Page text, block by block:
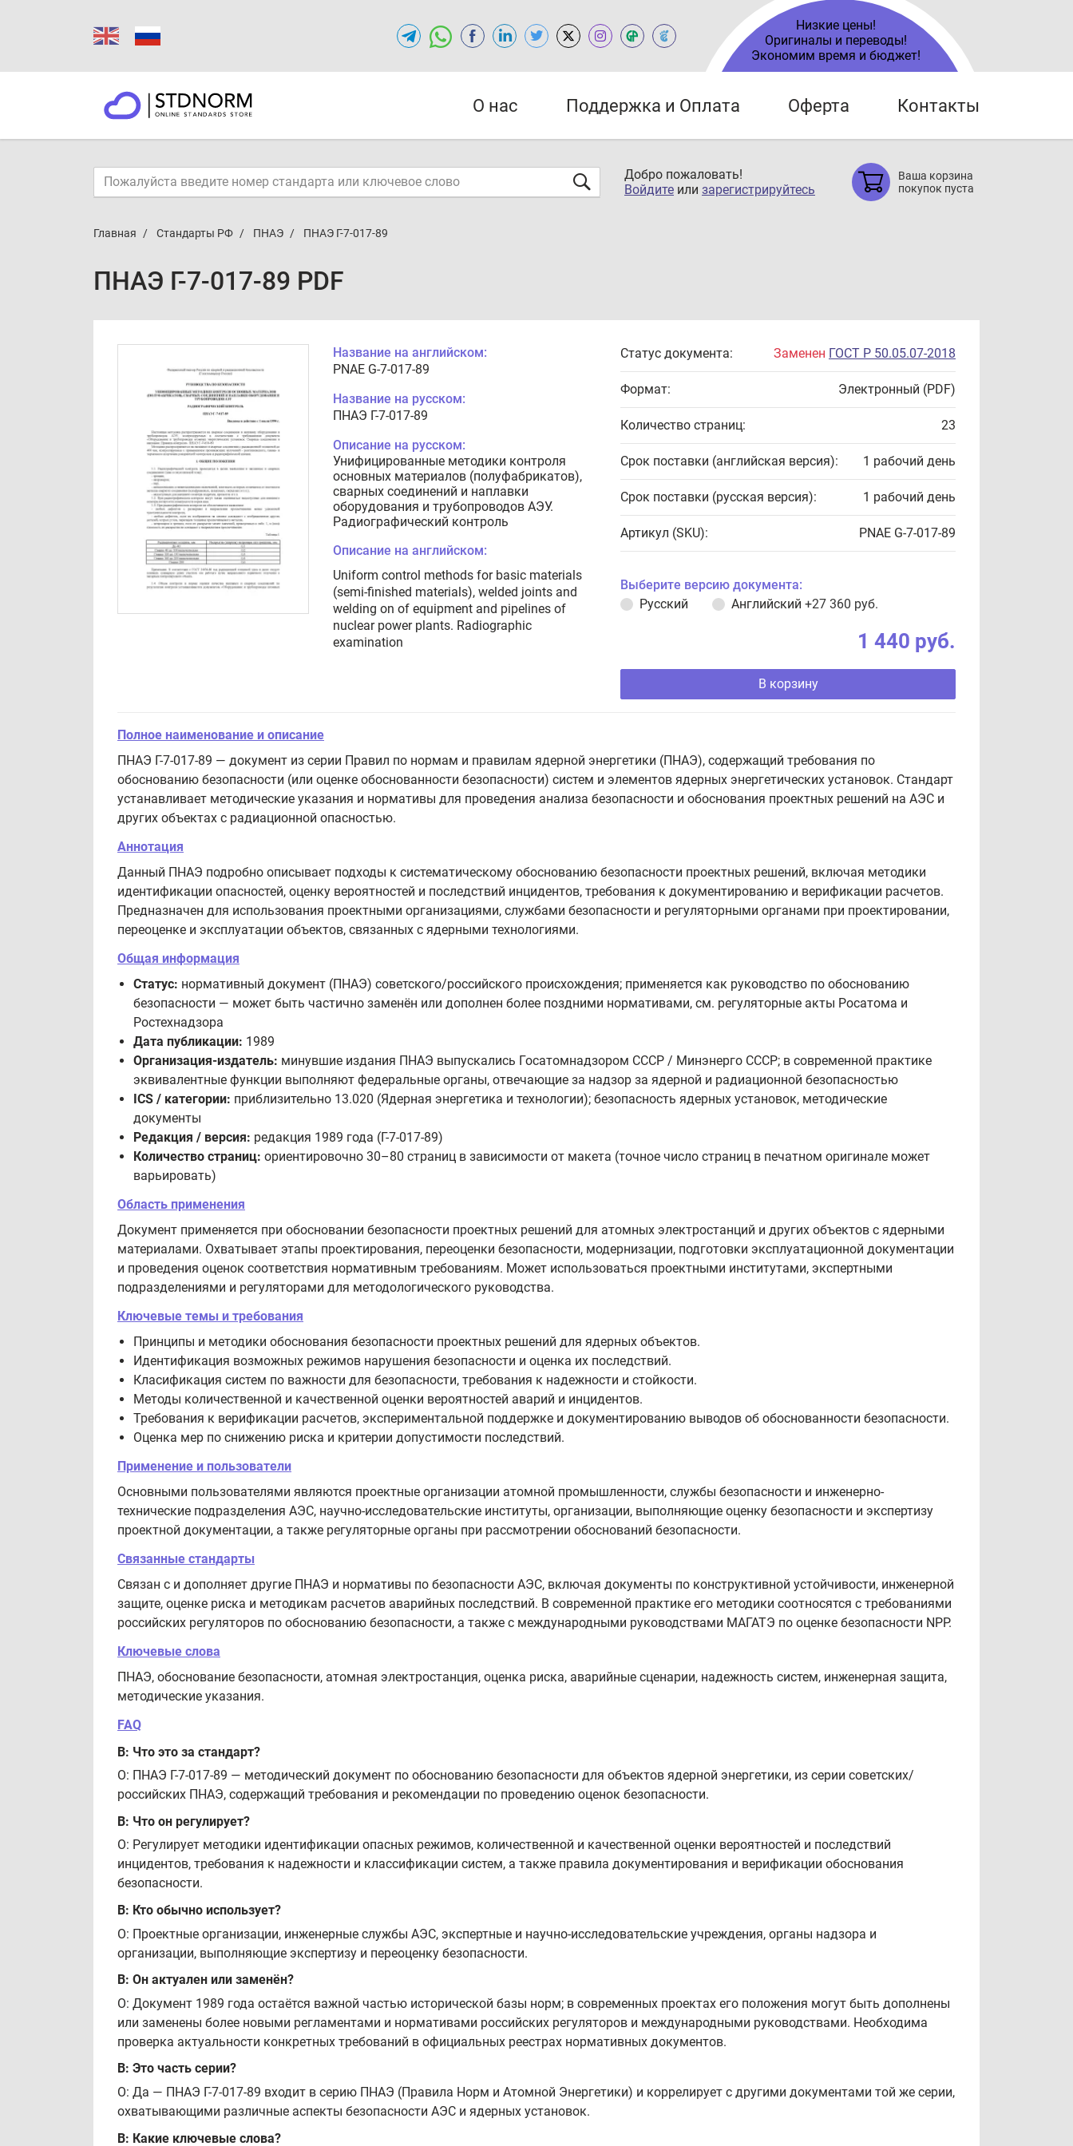
Низкие цены!
Оригиналы и переводы!
Экономим время и бюджет!
О нас Поддержка и Оплата Оферта Контакты
Добро пожаловать!
Войдите или зарегистрируйтесь
Ваша корзина
покупок пуста
Главная Стандарты РФ ПНАЭ ПНАЭ Г-7-017-89
ПНАЭ Г-7-017-89 PDF
Название на английском:
PNAE G-7-017-89
Название на русском:
ПНАЭ Г-7-017-89
Описание на русском:
Унифицированные методики контроля
основных материалов (полуфабрикатов),
сварных соединений и наплавки
оборудования и трубопроводов АЭУ.
Радиографический контроль
Описание на английском:
Uniform control methods for basic materials
(semi-finished materials), welded joints and
welding on of equipment and pipelines of
nuclear power plants. Radiographic
examination
Статус документа: Заменен ГОСТ Р 50.05.07-2018
Формат: Электронный (PDF)
Количество страниц: 23
Срок поставки (английская версия): 1 рабочий день
Срок поставки (русская версия): 1 рабочий день
Артикул (SKU): PNAE G-7-017-89
Выберите версию документа:
Русский
Английский +27 360 руб.
1 440 руб.
В корзину
Полное наименование и описание
ПНАЭ Г-7-017-89 — документ из серии Правил по нормам и правилам ядерной энергетики (ПНАЭ), содержащий требования по
обоснованию безопасности (или оценке обоснованности безопасности) систем и элементов ядерных энергетических установок. Стандарт
устанавливает методические указания и нормативы для проведения анализа безопасности и обоснования проектных решений на АЭС и
других объектах с радиационной опасностью.
Аннотация
Данный ПНАЭ подробно описывает подходы к систематическому обоснованию безопасности проектных решений, включая методики
идентификации опасностей, оценку вероятностей и последствий инцидентов, требования к документированию и верификации расчетов.
Предназначен для использования проектными организациями, службами безопасности и регуляторными органами при проектировании,
переоценке и эксплуатации объектов, связанных с ядерными технологиями.
Общая информация
Статус: нормативный документ (ПНАЭ) советского/российского происхождения; применяется как руководство по обоснованию
безопасности — может быть частично заменён или дополнен более поздними нормативами, см. регуляторные акты Росатома и
Ростехнадзора
Дата публикации: 1989
Организация-издатель: минувшие издания ПНАЭ выпускались Госатомнадзором СССР / Минэнерго СССР; в современной практике
эквивалентные функции выполняют федеральные органы, отвечающие за надзор за ядерной и радиационной безопасностью
ICS / категории: приблизительно 13.020 (Ядерная энергетика и технологии); безопасность ядерных установок, методические
документы
Редакция / версия: редакция 1989 года (Г-7-017-89)
Количество страниц: ориентировочно 30–80 страниц в зависимости от макета (точное число страниц в печатном оригинале может
варьировать)
Область применения
Документ применяется при обосновании безопасности проектных решений для атомных электростанций и других объектов с ядерными
материалами. Охватывает этапы проектирования, переоценки безопасности, модернизации, подготовки эксплуатационной документации
и проведения оценок соответствия нормативным требованиям. Может использоваться проектными институтами, экспертными
подразделениями и регуляторами для методологического руководства.
Ключевые темы и требования
Принципы и методики обоснования безопасности проектных решений для ядерных объектов.
Идентификация возможных режимов нарушения безопасности и оценка их последствий.
Класификация систем по важности для безопасности, требования к надежности и стойкости.
Методы количественной и качественной оценки вероятностей аварий и инцидентов.
Требования к верификации расчетов, экспериментальной поддержке и документированию выводов об обоснованности безопасности.
Оценка мер по снижению риска и критерии допустимости последствий.
Применение и пользователи
Основными пользователями являются проектные организации атомной промышленности, службы безопасности и инженерно-
технические подразделения АЭС, научно-исследовательские институты, организации, выполняющие оценку безопасности и экспертизу
проектной документации, а также регуляторные органы при рассмотрении обоснований безопасности.
Связанные стандарты
Связан с и дополняет другие ПНАЭ и нормативы по безопасности АЭС, включая документы по конструктивной устойчивости, инженерной
защите, оценке риска и методикам расчетов аварийных последствий. В современной практике его методики соотносятся с требованиями
российских регуляторов по обоснованию безопасности, а также с международными руководствами МАГАТЭ по оценке безопасности NPP.
Ключевые слова
ПНАЭ, обоснование безопасности, атомная электростанция, оценка риска, аварийные сценарии, надежность систем, инженерная защита,
методические указания.
FAQ
В: Что это за стандарт?
О: ПНАЭ Г-7-017-89 — методический документ по обоснованию безопасности для объектов ядерной энергетики, из серии советских/
российских ПНАЭ, содержащий требования и рекомендации по проведению оценок безопасности.
В: Что он регулирует?
О: Регулирует методики идентификации опасных режимов, количественной и качественной оценки вероятностей и последствий
инцидентов, требования к надежности и классификации систем, а также правила документирования и верификации обоснования
безопасности.
В: Кто обычно использует?
О: Проектные организации, инженерные службы АЭС, экспертные и научно-исследовательские учреждения, органы надзора и
организации, выполняющие экспертизу и переоценку безопасности.
В: Он актуален или заменён?
О: Документ 1989 года остаётся важной частью исторической базы норм; в современных проектах его положения могут быть дополнены
или заменены более новыми регламентами и нормативами российских регуляторов и международными руководствами. Необходима
проверка актуальности конкретных требований в официальных реестрах нормативных документов.
В: Это часть серии?
О: Да — ПНАЭ Г-7-017-89 входит в серию ПНАЭ (Правила Норм и Атомной Энергетики) и коррелирует с другими документами той же серии,
охватывающими различные аспекты безопасности АЭС и ядерных установок.
В: Какие ключевые слова?